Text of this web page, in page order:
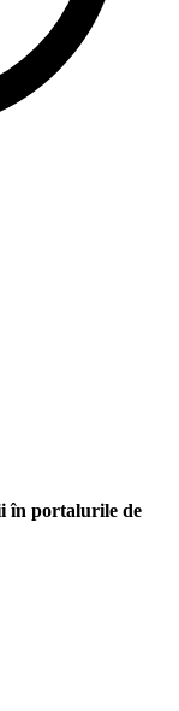
în portalurile de